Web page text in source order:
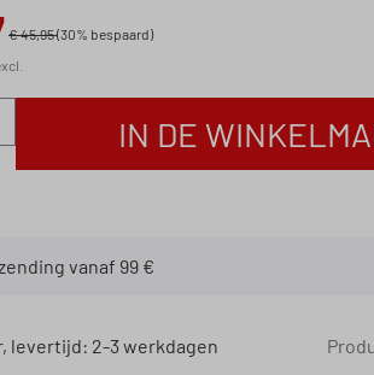
€ 45,95(30% bespaard)
Voer de
IN DE
vanaf 99 €
levertijd: 2-3 werkdagen